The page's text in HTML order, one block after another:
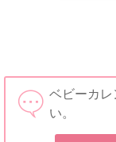
ベビーカレ
い。